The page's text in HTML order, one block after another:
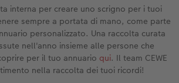
interna per creare uno scrigno per i tuoi
sempre a portata di mano, come parte
personalizzato. Una raccolta curata
nell'anno insieme alle persone che
per il tuo annuario qui. Il team CEWE
nella raccolta dei tuoi ricordi!